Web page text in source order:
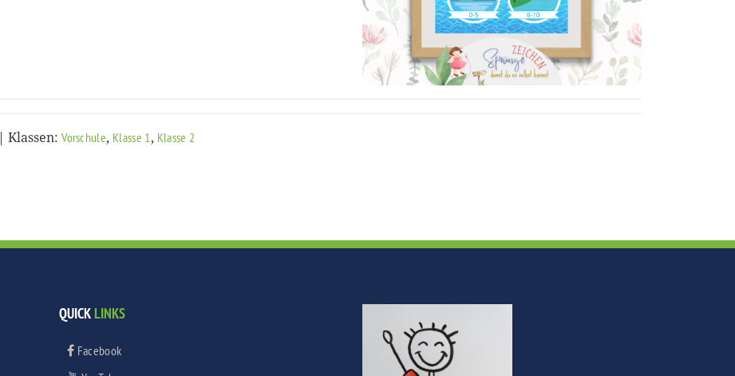
| Klassen:Vorschule, Klasse 1, Klasse 2
QUICKLINKS
Facebook